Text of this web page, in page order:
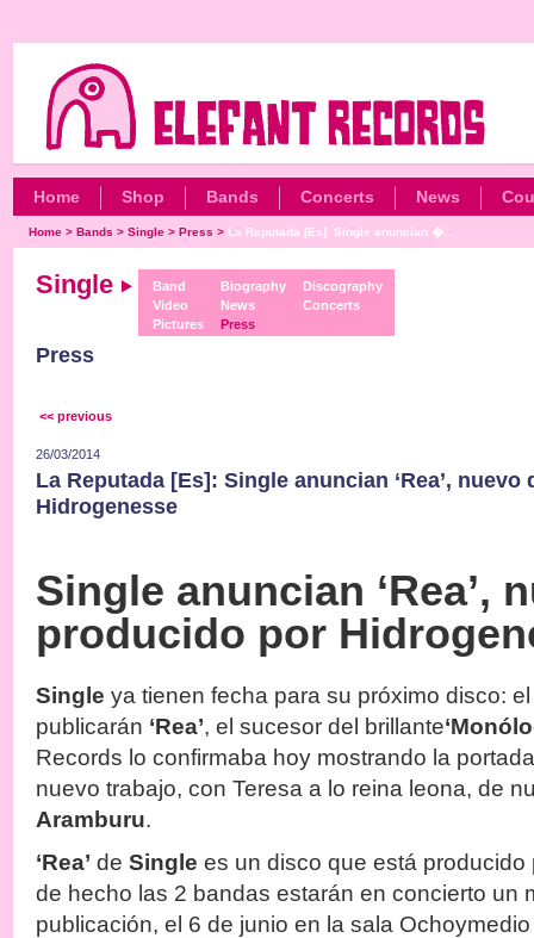
Home Shop Bands Concerts News
Home> Bands > Single> Press > La Reputada [Es]: Single anuncian �...
Single
Band
Video
Pictures
Biography
News
Press
Discography
Concerts
Press
<< previous
26/03/2014
La Reputada [Es]: Single anuncian ‘Rea’,
Hidrogenesse
Single anuncian ‘Rea’,
producido por
Single ya tienen fecha para su próximo disco:
publicarán ‘Rea’, el sucesor del brillante
Records lo confirmaba hoy mostrando la
nuevo trabajo, con Teresa a lo reina leona, de
Aramburu.
‘Rea’ de Single es un disco que está
de hecho las 2 bandas estarán en concierto un
publicación, el 6 de junio en la sala